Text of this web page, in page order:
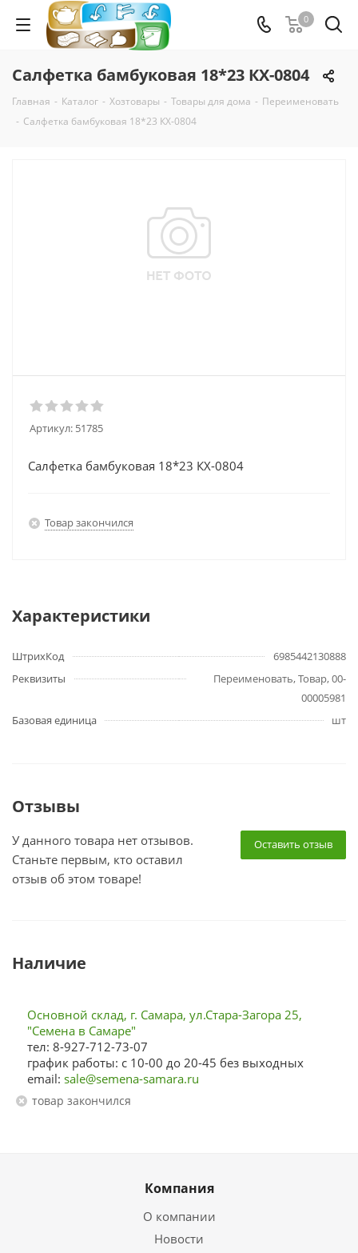
0
Салфетка бамбуковая 18*23 КХ-0804
Главная - Каталог - Хозтовары - Товары для дома - Переименовать
- Салфетка бамбуковая 18*23 КХ-0804
Артикул: 51785
Салфетка бамбуковая 18*23 КХ-0804
Товар закончился
Характеристики
ШтрихКод
6985442130888
Реквизиты
Переименовать, Товар, 00-
00005981
Базовая единица
шт
Отзывы
Оставить отзыв
У данного товара нет отзывов.
Станьте первым, кто оставил
отзыв об этом товаре!
Наличие
Основной склад, г. Самара, ул.Стара-Загора 25,
"Семена в Самаре"
тел: 8-927-712-73-07
график работы: с 10-00 до 20-45 без выходных
email: sale@semena-samara.ru
Товар закончился
Компания
О компании
Новости